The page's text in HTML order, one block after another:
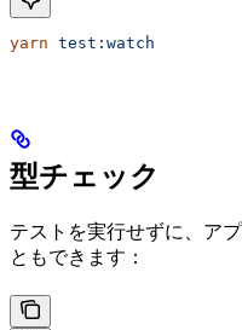
yarn test:watch
型チェック
テストを実行せずに、ア
ともできます：